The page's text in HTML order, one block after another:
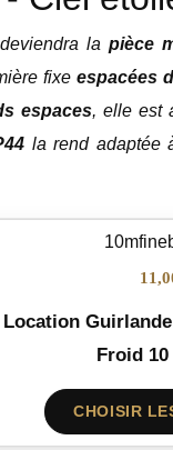
lapièce
fixe espacées
espaces, elle est
la rend adaptée
Location
Froid
CHOISIR